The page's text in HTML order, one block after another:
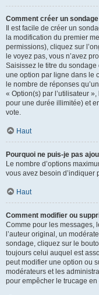
Comment créer un
Il est facile de créer un
la modification du premier
permissions), cliquez sur
le voyez pas, vous n’avez
Saisissez le titre du
une option par ligne dans le
le nombre de réponses
« Option(s) par l’utilisateur
pour une durée illimitée) et
vote.
Haut
Pourquoi ne puis-je pas
Le nombre d’options
vous avez besoin d’indiquer
Haut
Comment modifier ou
Comme pour les messages,
l’auteur original, un
sondage, cliquez sur le
toujours celui auquel est
peut modifier une option ou
modérateurs et les
pour empêcher le trucage